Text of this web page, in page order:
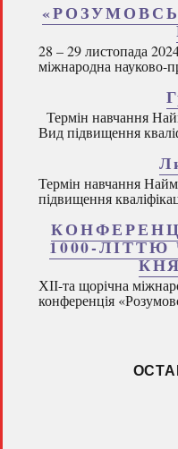
28 – 29 листопада
міжнародна науково-
Термін навчання
Вид підвищення
Термін навчання
підвищення
1000-
ХІІ-та щорічна
конференція